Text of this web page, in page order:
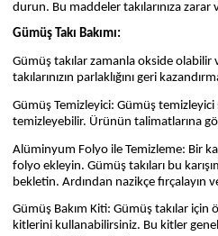
durun. Bu maddeler takılarınıza zarar
Gümüş Takı Bakımı:
Gümüş takılar zamanla okside olabilir
takılarınızın parlaklığını geri
Gümüş Temizleyici: Gümüş temizleyici
temizleyebilir. Ürünün talimatlarına
Alüminyum Folyo ile Temizleme: Bir
folyo ekleyin. Gümüş takıları bu
bekletin. Ardından nazikçe fırçalayın
Gümüş Bakım Kiti: Gümüş takılar için
kitlerini kullanabilirsiniz. Bu kitler